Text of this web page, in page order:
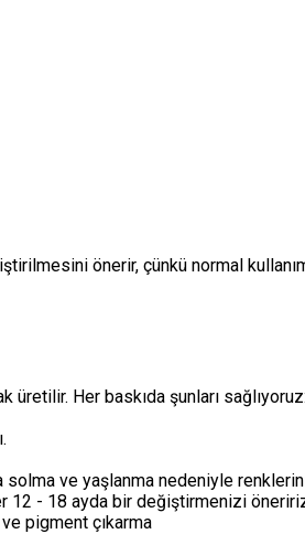
önerir, çünkü normal
üretilir. Her baskıda şunları sağlıyoruz:
ve yaşlanma nedeniyle
12 - 18 ayda bir değiştirmenizi
pigment çıkarma